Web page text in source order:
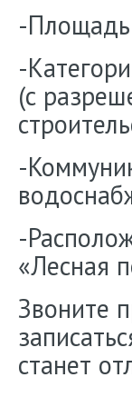
-
-
(с
-
-
«Лесная
Звоните
станет